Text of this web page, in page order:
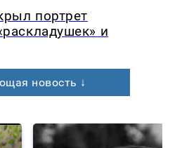
портрет
и
новость ↓